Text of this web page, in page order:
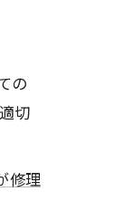
の
切
修理